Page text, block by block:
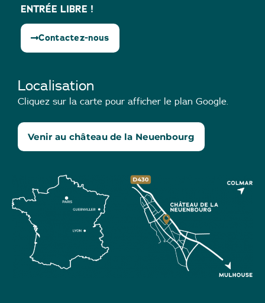
ENTRÉE LIBRE !
Contactez-nous
Localisation
Cliquez sur la carte pour afficher le plan Google.
Venir au château de la Neuenbourg